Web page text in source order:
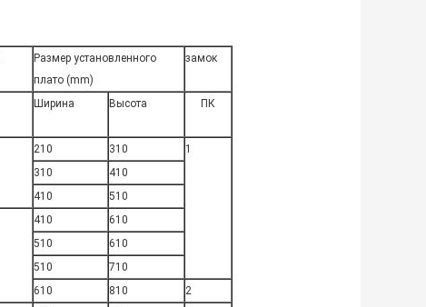
Размер установленного
плато (mm)
замок
Ширина Высота ПК
210 310
1
310
410
410
510
410
610
510
610
510
710
610 810
2